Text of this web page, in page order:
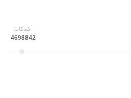
کدکالا: